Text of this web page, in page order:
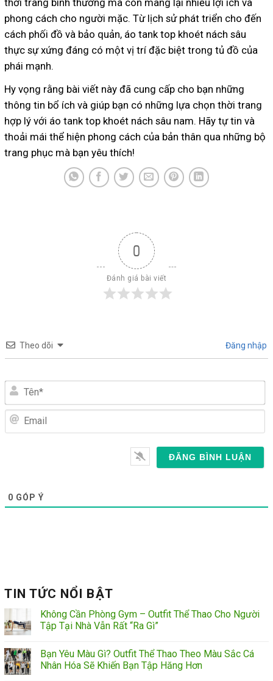
thời trang bình thường mà còn mang lại nhiều lợi ích và
phong cách cho người mặc. Từ lịch sử phát triển cho đến
cách phối đồ và bảo quản, áo tank top khoét nách sâu
thực sự xứng đáng có một vị trí đặc biệt trong tủ đồ của
phái mạnh.
Hy vọng rằng bài viết này đã cung cấp cho bạn những
thông tin bổ ích và giúp bạn có những lựa chọn thời trang
hợp lý với áo tank top khoét nách sâu nam. Hãy tự tin và
thoải mái thể hiện phong cách của bản thân qua những bộ
trang phục mà bạn yêu thích!
0
Đánh giá bài viết
Theo dõi Đăng nhập
Tên*
0 GÓP Ý
TIN TỨC NỔI BẬT
Không Cần Phòng Gym – Outfit Thể Thao Cho Người
Tập Tại Nhà Vẫn Rất “Ra Gì”
Bạn Yêu Màu Gì? Outfit Thể Thao Theo Màu Sắc Cá
Nhân Hóa Sẽ Khiến Bạn Tập Hăng Hơn